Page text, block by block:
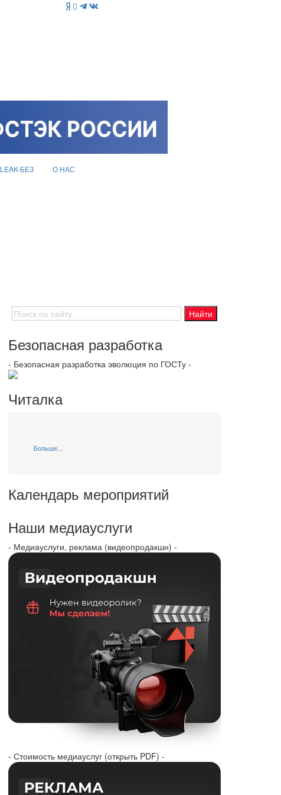
LEAK-БЕЗ О НАС
Безопасная разработка
- Безопасная разработка эволюция по ГОСТу -
Читалка
Больше...
Календарь мероприятий
Наши медиауслуги
- Медиауслуги, реклама (видеопродакшн) -
- Стоимость медиауслуг (открыть PDF) -